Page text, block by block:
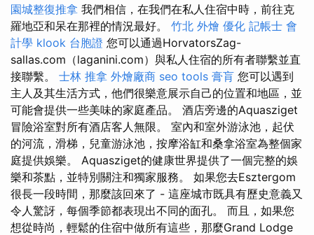
園城整復推拿 我們相信，在我們在私人住宿中時，前往克
羅地亞和呆在那裡的情況最好。 竹北 外燴 優化 記帳士 會
計學 klook 台胞證 您可以通過HorvatorsZag-
sallas.com（laganini.com）與私人住宿的所有者聯繫並直
接聯繫。 士林 推拿 外燴廠商 seo tools 膏肓 您可以遇到
主人及其生活方式，他們很樂意展示自己的位置和地區，並
可能會提供一些美味的家庭產品。 酒店旁邊的Aquasziget
冒險浴室對所有酒店客人無限。 室內和室外游泳池，起伏
的河流，滑梯，兒童游泳池，按摩浴缸和桑拿浴室為整個家
庭提供娛樂。 Aquasziget的健康世界提供了一個完整的娛
樂和茶點，並特別關注和獨家服務。 如果您去Esztergom
很長一段時間，那麼該回來了 - 這座城市既具有歷史意義又
令人驚訝，每個季節都表現出不同的面孔。 而且，如果您
想從時尚，輕鬆的住宿中做所有這些，那麼Grand Lodge